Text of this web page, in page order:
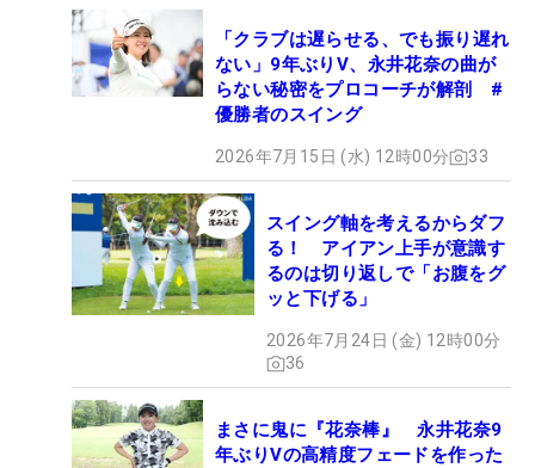
「クラブは遅らせる、でも振り遅れ
ない」9年ぶりV、永井花奈の曲が
らない秘密をプロコーチが解剖 #
優勝者のスイング
2026年7月15日 (水) 12時00分 33
スイング軸を考えるからダフ
る！ アイアン上手が意識す
るのは切り返しで「お腹をグ
ッと下げる」
2026年7月24日 (金) 12時00分
36
まさに鬼に『花奈棒』 永井花奈9
年ぶりVの高精度フェードを作った